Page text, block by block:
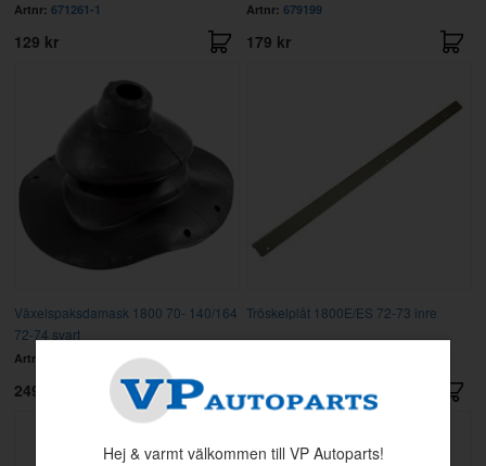
Artnr: 671261-1
129 kr
Artnr: 679199
179 kr
Växelspaksdamask 1800 70- 140/164
72-74 svart
Artnr:
249 kr
Tröskelplåt 1800E/ES 72-73 inre
279 kr
Hej & varmt välkommen till VP Autoparts!